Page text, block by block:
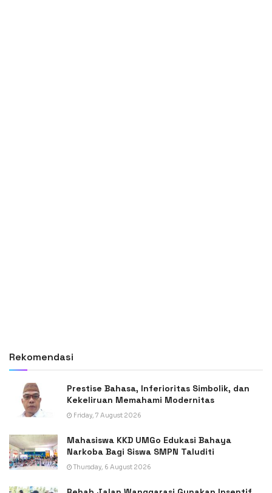
Rekomendasi
Prestise Bahasa, Inferioritas Simbolik, dan
Kekeliruan Memahami Modernitas
Friday, 7 August 2026
Mahasiswa KKD UMGo Edukasi Bahaya
Narkoba Bagi Siswa SMPN Taluditi
Thursday, 6 August 2026